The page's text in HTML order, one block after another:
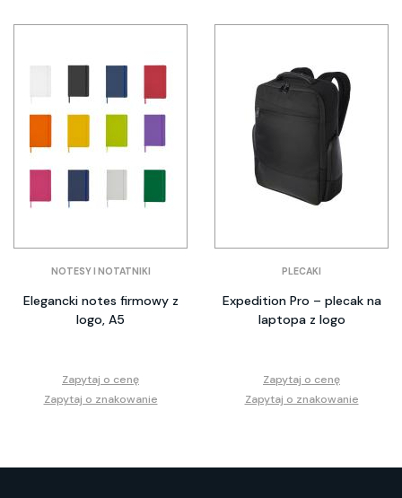
NOTESY I NOTATNIKI
Elegancki notes firmowy z
logo, A5
Zapytaj o cenę
Zapytaj o znakowanie
PLECAKI
Expedition Pro – plecak na
laptopa z logo
Zapytaj o cenę
Zapytaj o znakowanie